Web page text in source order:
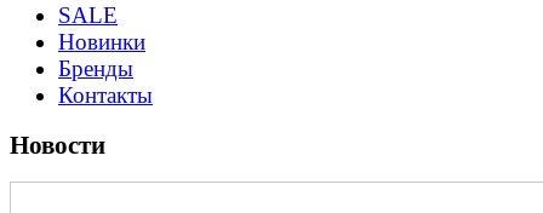
SALE
Новинки
Бренды
Контакты
Новости